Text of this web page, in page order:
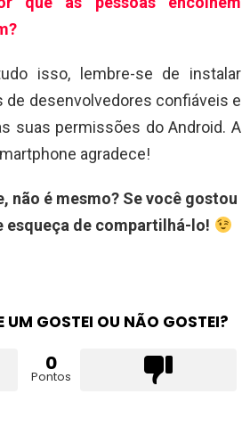
isso, lembre-se de instalar
de desenvolvedores confiáveis e
suas permissões do Android. A
agradece!
não é mesmo? Se você gostou
esqueça de compartilhá-lo!
UM GOSTEI OU NÃO GOSTEI?
0
Pontos